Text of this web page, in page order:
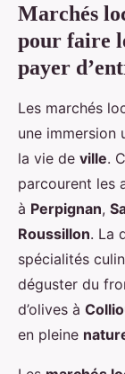
Marchés
pour faire
payer
Les marchés
une immersion
la vie de ville.
parcourent les
à Perpignan,
Roussillon. La
spécialités
déguster du
d’olives à
en pleine